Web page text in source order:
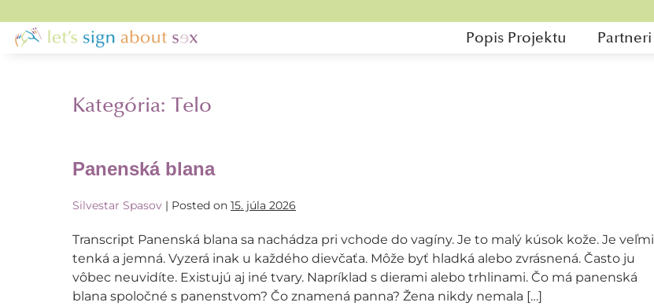
Popis Projektu Partneri
Kategória: Telo
Panenská blana
Silvestar Spasov | Posted on 15. júla 2026
Transcript Panenská blana sa nachádza pri vchode do vagíny. Je to malý kúsok kože. Je veľmi
tenká a jemná. Vyzerá inak u každého dievčaťa. Môže byť hladká alebo zvrásnená. Často ju
vôbec neuvidíte. Existujú aj iné tvary. Napríklad s dierami alebo trhlinami. Čo má panenská
blana spoločné s panenstvom? Čo znamená panna? Žena nikdy nemala […]